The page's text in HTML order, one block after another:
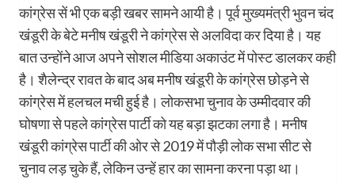
कांग्रेस सें भी एक बड़ी खबर सामने आयी है। पूर्व मुख्यमंत्री भुवन चंद
खंडूरी के बेटे मनीष खंडूरी ने कांग्रेस से अलविदा कर दिया है। यह
बात उन्होंने आज अपने सोशल मीडिया अकाउंट में पोस्ट डालकर कही
है। शैलेन्द्र रावत के बाद अब मनीष खंडूरी के कांग्रेस छोड़ने से
कांग्रेस में हलचल मची हुई है। लोकसभा चुनाव के उम्मीदवार की
घोषणा से पहले कांग्रेस पार्टी को यह बड़ा झटका लगा है। मनीष
खंडूरी कांग्रेस पार्टी की ओर से 2019 में पौड़ी लोक सभा सीट से
चुनाव लड़ चुके हैं, लेकिन उन्हें हार का सामना करना पड़ा था।